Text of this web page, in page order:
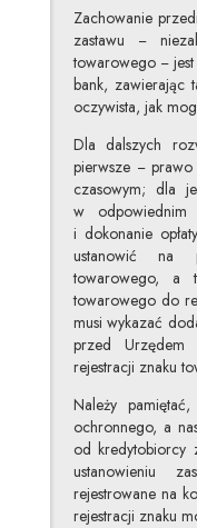
Zachowanie
zastawu −
towarowego −
bank, zawierając
oczywista, jak
Dla dalszych
pierwsze −
czasowym; dla
w odpowiednim
i dokonanie
ustanowić na
towarowego, a
towarowego do
musi wykazać
przed Urzędem
rejestracji znaku
Należy
ochronnego, a
od kredytobiorcy
ustanowieniu
rejestrowane na
rejestracji znaku